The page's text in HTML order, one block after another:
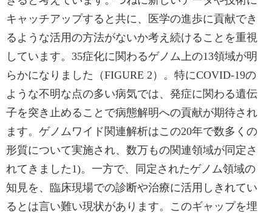
キャッチアップすると共に、医学の進歩に貢献でき
るような活用の方法がないか考え続けることを重視
しています。35症化に関わるゲノム上の13領域が明
らかになりました（FIGURE 2）。特にCOVID-19の
ような不明な点の多い病気では、発症に関わる遺伝
子を突き止めることで病態解明への貢献が期待され
ます。ゲノムワイド関連解析はこの20年で数多くの
形質について実施され、数万もの関連領域が同定さ
れてきました1)。一方で、同定されたゲノム領域の
知見を、臨床現場での診断や治療に活用しきれてい
るとは言い難い現状があります。このギャップを埋